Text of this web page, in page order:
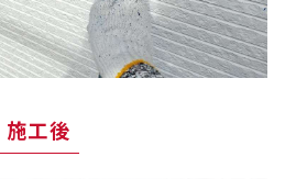
施工後